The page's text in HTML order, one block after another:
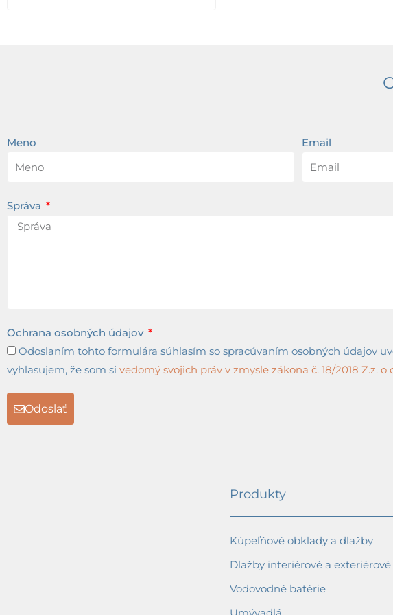
Meno Email
Správa
Ochrana osobných údajov
Odoslaním tohto formulára súhlasím so spracúvaním osobných údajov
vyhlasujem, že som si vedomý svojich práv v zmysle zákona č. 18/2018 Z.z.
Odoslať
Produkty
Kúpeľňové obklady a dlažby
Dlažby interiérové a exteriérové
Vodovodné batérie